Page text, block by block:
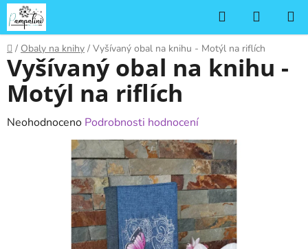
Přejít
na
obsah
Hledat
KOŠÍK
Domů
/ Obaly na knihy / Vyšívaný obal na knihu - Motýl na riflích
Vyšívaný obal na knihu -
Motýl na riflích
Průměrné
Neohodnoceno Podrobnosti hodnocení